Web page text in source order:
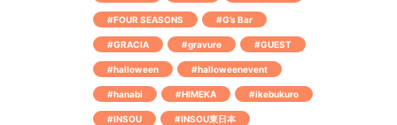
#FOUR SEASONS #G’s Bar
#GRACIA #gravure #GUEST
#halloween #halloweenevent
#hanabi #HIMEKA #ikebukuro
#INSOU #INSOU東日本